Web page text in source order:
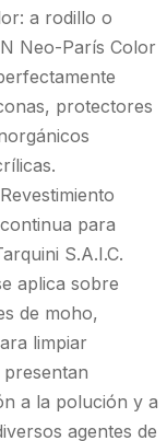
a rodillo o
Neo-París Color
protectores
para
S.A.I.C.
aplica sobre
de moho,
limpiar
a la polución y a
agentes de